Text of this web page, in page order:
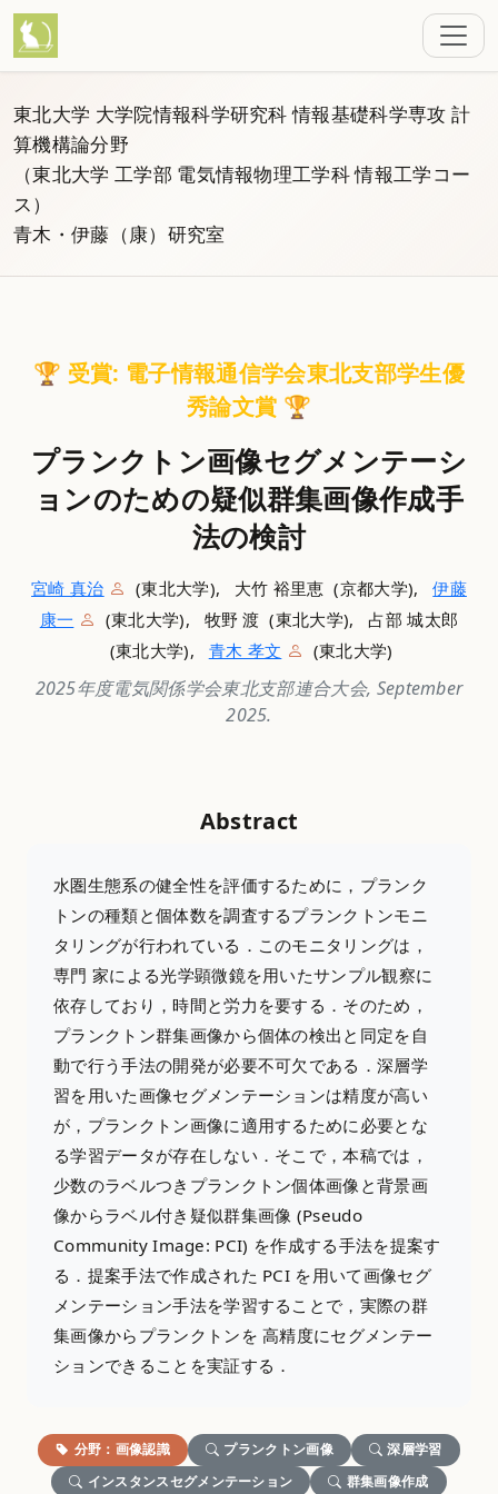
東北大学 大学院情報科学研究科 情報基礎科学専攻 計
算機構論分野
（東北大学 工学部 電気情報物理工学科 情報工学コー
ス）
青木・伊藤（康）研究室
🏆 受賞: 電子情報通信学会東北支部学生優
秀論文賞 🏆
プランクトン画像セグメンテーシ
ョンのための疑似群集画像作成手
法の検討
宮崎 真治 (東北大学), 大竹 裕里恵 (京都大学),伊藤
康一
(東北大学), 牧野 渡 (東北大学), 占部 城太郎
(東北大学), 青木 孝文 (東北大学)
2025年度電気関係学会東北支部連合大会, September
2025.
Abstract
水圏生態系の健全性を評価するために，プランク
トンの種類と個体数を調査するプランクトンモニ
タリングが行われている．このモニタリングは，
専門 家による光学顕微鏡を用いたサンプル観察に
依存しており，時間と労力を要する．そのため，
プランクトン群集画像から個体の検出と同定を自
動で行う手法の開発が必要不可欠である．深層学
習を用いた画像セグメンテーションは精度が高い
が，プランクトン画像に適用するために必要とな
る学習データが存在しない．そこで，本稿では，
少数のラベルつきプランクトン個体画像と背景画
像からラベル付き疑似群集画像 (Pseudo
Community Image: PCI) を作成する手法を提案す
る．提案手法で作成された PCI を用いて画像セグ
メンテーション手法を学習することで，実際の群
集画像からプランクトンを 高精度にセグメンテー
ションできることを実証する．
分野：画像認識 プランクトン画像
深層学習
インスタンスセグメンテーション
群集画像作成